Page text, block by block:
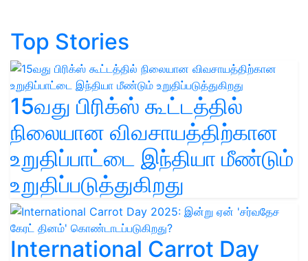
Top Stories
15வது பிரிக்ஸ் கூட்டத்தில்
நிலையான விவசாயத்திற்கான
உறுதிப்பாட்டை இந்தியா மீண்டும்
உறுதிப்படுத்துகிறது
International Carrot Day